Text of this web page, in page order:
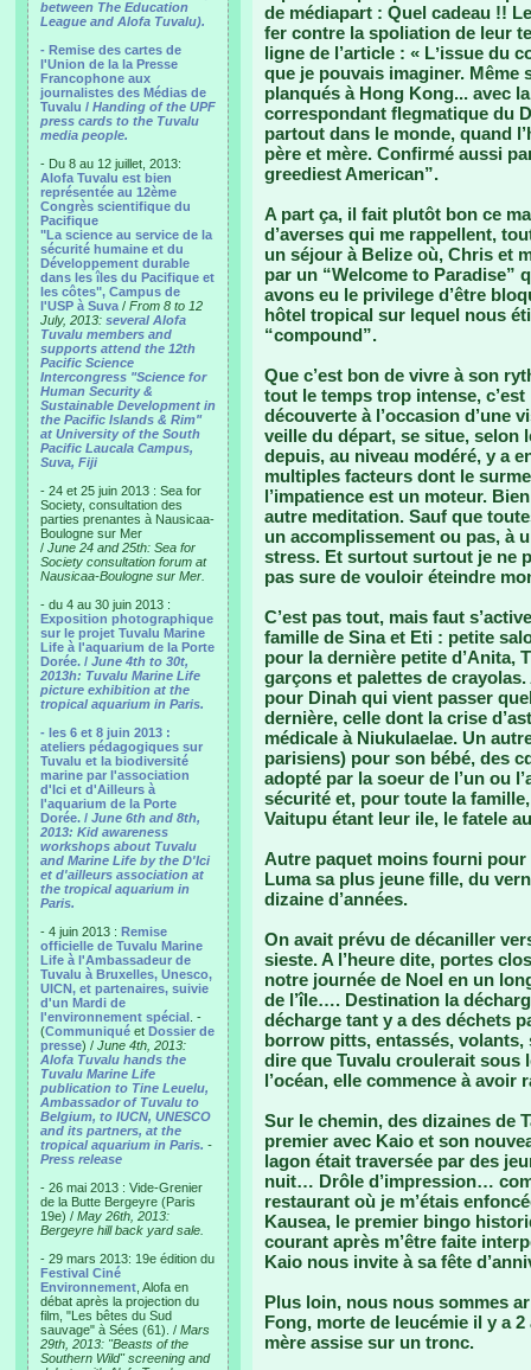
between The Education
League and Alofa Tuvalu).
- Remise des cartes de
l'Union de la la Presse
Francophone aux
journalistes des Médias de
Tuvalu / Handing of the UPF
press cards to the Tuvalu
media people.
- Du 8 au 12 juillet, 2013:
Alofa Tuvalu est bien
représentée au 12ème
Congrès scientifique du
Pacifique
"La science au service de la
sécurité humaine et du
Développement durable
dans les îles du Pacifique et
les côtes", Campus de
l'USP à Suva / From 8 to 12
July, 2013: several Alofa
Tuvalu members and
supports attend the 12th
Pacific Science
Intercongress "Science for
Human Security &
Sustainable Development in
the Pacific Islands & Rim"
at University of the South
Pacific Laucala Campus,
Suva, Fiji
- 24 et 25 juin 2013 : Sea for
Society, consultation des
parties prenantes à Nausicaa-
Boulogne sur Mer
/ June 24 and 25th: Sea for
Society consultation forum at
Nausicaa-Boulogne sur Mer.
- du 4 au 30 juin 2013 :
Exposition photographique
sur le projet Tuvalu Marine
Life à l'aquarium de la Porte
Dorée. / June 4th to 30t,
2013h: Tuvalu Marine Life
picture exhibition at the
tropical aquarium in Paris.
- les 6 et 8 juin 2013 :
ateliers pédagogiques sur
Tuvalu et la biodiversité
marine par l'association
d'Ici et d'Ailleurs à
l'aquarium de la Porte
Dorée. / June 6th and 8th,
2013: Kid awareness
workshops about Tuvalu
and Marine Life by the D'Ici
et d'ailleurs association at
the tropical aquarium in
Paris.
- 4 juin 2013 : Remise
officielle de Tuvalu Marine
Life à l'Ambassadeur de
Tuvalu à Bruxelles, Unesco,
UICN, et partenaires, suivie
d'un Mardi de
l'environnement spécial . -
(Communiqué et Dossier de
presse) / June 4th, 2013:
Alofa Tuvalu hands the
Tuvalu Marine Life
publication to Tine Leuelu,
Ambassador of Tuvalu to
Belgium, to IUCN, UNESCO
and its partners, at the
tropical aquarium in Paris. -
Press release
- 26 mai 2013 : Vide-Grenier
de la Butte Bergeyre (Paris
19e) / May 26th, 2013:
Bergeyre hill back yard sale.
- 29 mars 2013: 19e édition du
Festival Ciné
Environnement , Alofa en
débat après la projection du
film, "Les bêtes du Sud
sauvage" à Sées (61). / Mars
29th, 2013: "Beasts of the
Southern Wild" screening and
de médiapart : Quel cadeau !!
fer contre la spoliation de leur
ligne de l’article : « Lʼissue du
que je pouvais imaginer. Même
planqués à Hong Kong... avec
correspondant flegmatique du
partout dans le monde, quand
père et mère. Confirmé aussi
greediest American”.
A part ça, il fait plutôt bon ce
d’averses qui me rappellent,
un séjour à Belize où, Chris et
par un “Welcome to Paradise”
avons eu le privilege d’être
hôtel tropical sur lequel nous
“compound”.
Que c’est bon de vivre à son
tout le temps trop intense,
découverte à l’occasion d’une
veille du départ, se situe, selon
depuis, au niveau modéré, y a
multiples facteurs dont le
l’impatience est un moteur.
autre meditation. Sauf que
un accomplissement ou pas, à
stress. Et surtout surtout je ne
pas sure de vouloir éteindre
C’est pas tout, mais faut
famille de Sina et Eti : petite
pour la dernière petite d’Anita,
garçons et palettes de
pour Dinah qui vient passer
dernière, celle dont la crise
médicale à Niukulaelae. Un
parisiens) pour son bébé, des
adopté par la soeur de l’un ou
sécurité et, pour toute la
Vaitupu étant leur ile, le fatele
Autre paquet moins fourni pour
Luma sa plus jeune fille, du
dizaine d’années.
On avait prévu de décaniller
sieste. A l’heure dite, portes
notre journée de Noel en un
de l’île…. Destination la
décharge tant y a des déchets
borrow pitts, entassés, volants,
dire que Tuvalu croulerait sous
l’océan, elle commence à avoir
Sur le chemin, des dizaines de
premier avec Kaio et son
lagon était traversée par des
nuit… Drôle d’impression…
restaurant où je m’étais
Kausea, le premier bingo
courant après m’être faite
Kaio nous invite à sa fête
Plus loin, nous nous sommes
Fong, morte de leucémie il y a
mère assise sur un tronc.